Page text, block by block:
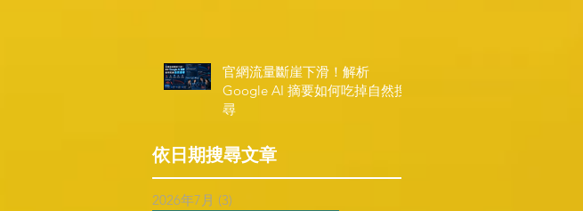
官網流量斷崖下滑！解析
Google AI 摘要如何吃掉自然搜
尋
依日期搜尋文章
2026年7月 (3)